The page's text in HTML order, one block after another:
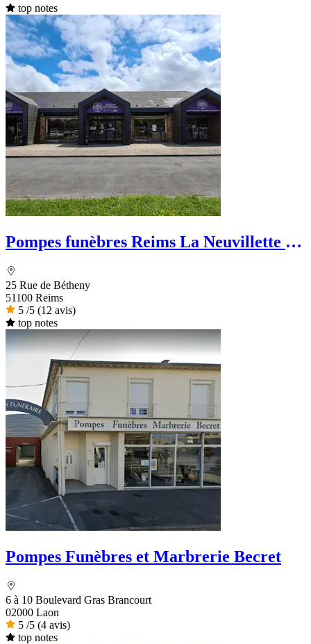
top notes
Pompes funèbres Reims La Neuvillette -
25 Rue de Bétheny
51100 Reims
5 /5 (12 avis)
top notes
Pompes Funèbres et Marbrerie Becret
6 à 10 Boulevard Gras Brancourt
02000 Laon
5 /5 (4 avis)
top notes